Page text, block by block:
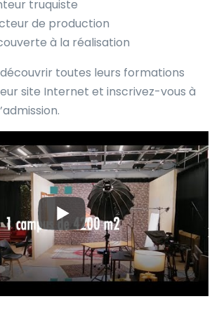
truquiste
de production
à la réalisation
toutes leurs formations
site Internet et inscrivez-vous à